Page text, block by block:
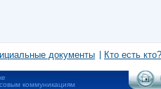
документы Кто есть кто?
коммуникациям